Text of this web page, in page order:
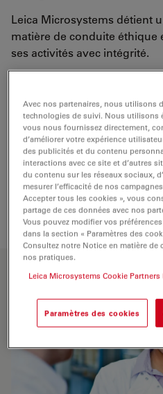
Leica Microsystems détient
matière de conduite éthique
ses activités avec intégrité.
équité nos partenaires car
fédérateur et le fondement
Connaitre nos
les activités
Avec nos partenaires, nous utilisons
technologies de suivi. Nous utilisons
vous nous fournissez directement,
d’améliorer votre expérience
des publicités et du contenu
interactions avec ce site et d’autres
du contenu sur les réseaux sociaux,
mesurer l’efficacité de nos
Accepter tous les cookies », vous
partage de ces données avec nos
Vous pouvez modifier vos
dans la section « Paramètres des
Consultez notre Notice en matière
nos pratiques.
Leica Microsystems Cookie Partners
Paramètres des cookies